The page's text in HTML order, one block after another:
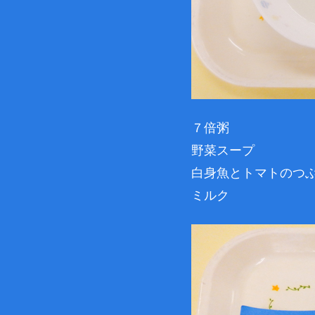
７倍粥
野菜スープ
白身魚とトマトのつ
ミルク